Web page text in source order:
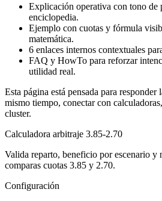
Explicación operativa con tono de
enciclopedia.
Ejemplo con cuotas y fórmula
matemática.
6 enlaces internos contextuales
FAQ y HowTo para reforzar
utilidad real.
Esta página está pensada para
mismo tiempo, conectar con
cluster.
Calculadora arbitraje 3.85-2.70
Valida reparto, beneficio por escenario y
comparas cuotas 3.85 y 2.70.
Configuración